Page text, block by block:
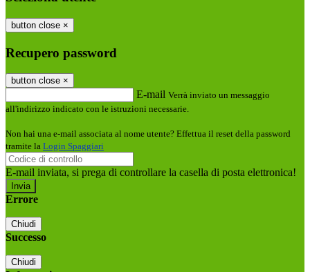
button close ×
Recupero password
button close ×
E-mail Verrà inviato un messaggio
all'indirizzo indicato con le istruzioni necessarie.
Non hai una e-mail associata al nome utente? Effettua il reset della password
tramite la Login Spaggiari
E-mail inviata, si prega di controllare la casella di posta elettronica!
Errore
Chiudi
Successo
Chiudi